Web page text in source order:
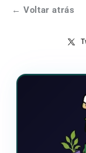
← Voltar atrás